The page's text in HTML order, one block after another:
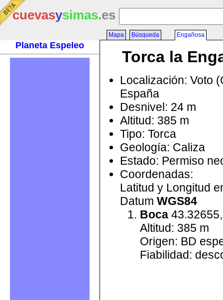
cuevasysimas.es
Planeta Espeleo
Mapa Búsqueda Engañosa
Torca la
Localización: Voto
España
Desnivel: 24 m
Altitud: 385 m
Tipo: Torca
Geología: Caliza
Estado: Permiso
Coordenadas:
Latitud y Longitud
Datum WGS84
Boca
Altitud: 385 m
Origen: BD
Fiabilidad: